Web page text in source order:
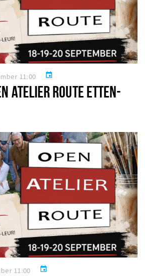
11:00 event
ATELIER ROUTE ETTEN-
11:00 event